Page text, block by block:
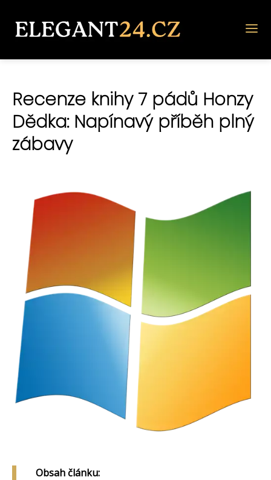
Recenze knihy 7 pádů Honzy
Dědka: Napínavý příběh plný
zábavy
Obsah článku: